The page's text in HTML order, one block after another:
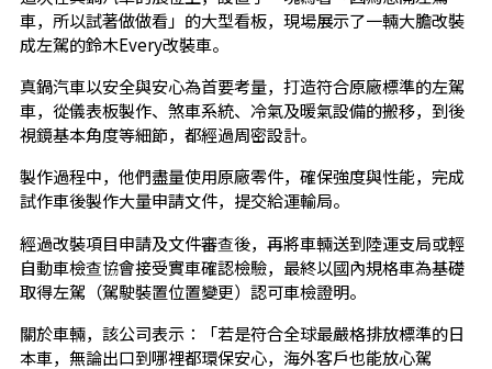
車，所以試著做做看」的大型看板，現場展示了一輛大膽改裝
成左駕的鈴木Every改裝車。
真鍋汽車以安全與安心為首要考量，打造符合原廠標準的左駕
車，從儀表板製作、煞車系統、冷氣及暖氣設備的搬移，到後
視鏡基本角度等細節，都經過周密設計。
製作過程中，他們盡量使用原廠零件，確保強度與性能，完成
試作車後製作大量申請文件，提交給運輸局。
經過改裝項目申請及文件審查後，再將車輛送到陸運支局或輕
自動車檢查協會接受實車確認檢驗，最終以國內規格車為基礎
取得左駕（駕駛裝置位置變更）認可車檢證明。
關於車輛，該公司表示：「若是符合全球最嚴格排放標準的日
本車，無論出口到哪裡都環保安心，海外客戶也能放心駕